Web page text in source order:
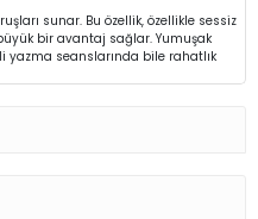
sunar. Bu özellik, özellikle sessiz
bir avantaj sağlar. Yumuşak
yazma seanslarında bile rahatlık